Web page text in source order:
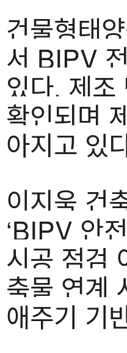
건물형태
서 BIPV
있다. 제
확인되며
아지고 있
이지욱 건
‘BIPV 안
시공 점검
축물 연계
애주기 기